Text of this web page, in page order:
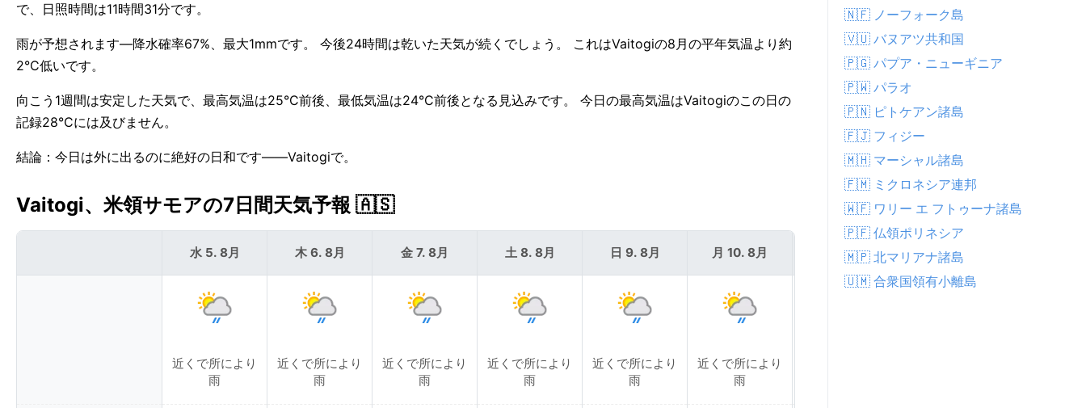
で、日照時間は11時間31分です。
雨が予想されます—降水確率67%、最大1mmです。 今後24時間は乾いた天気が続くでしょう。 これはVaitogiの8月の平年気温より約
2°C低いです。
向こう1週間は安定した天気で、最高気温は25°C前後、最低気温は24°C前後となる見込みです。 今日の最高気温はVaitogiのこの日の
記録28°Cには及びません。
結論：今日は外に出るのに絶好の日和です——Vaitogiで。
Vaitogi、米領サモアの7日間天気予報 🇦🇸
水 5. 8月
近くで所により
雨
木 6. 8月
近くで所により
雨
金 7. 8月
近くで所により
雨
土 8. 8月
近くで所により
雨
日 9. 8月
近くで所により
雨
月 10. 8月
近くで所により
雨
火 11. 8月
🇳🇫 ノーフォーク島
🇻🇺 バヌアツ共和国
🇵🇬 パプア・ニューギニア
🇵🇼 パラオ
🇵🇳 ピトケアン諸島
🇫🇯 フィジー
🇲🇭 マーシャル諸島
🇫🇲 ミクロネシア連邦
🇼🇫 ワリー エ フトゥーナ諸島
🇵🇫 仏領ポリネシア
🇲🇵 北マリアナ諸島
🇺🇲 合衆国領有小離島